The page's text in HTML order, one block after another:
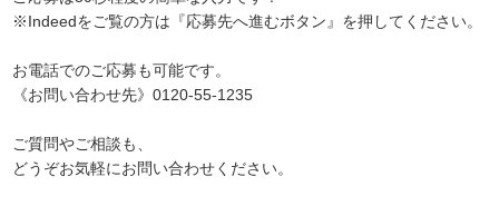
※Indeedをご覧の方は『応募先へ進むボタン』を押してください。
お電話でのご応募も可能です。
《お問い合わせ先》0120-55-1235
ご質問やご相談も、
どうぞお気軽にお問い合わせください。